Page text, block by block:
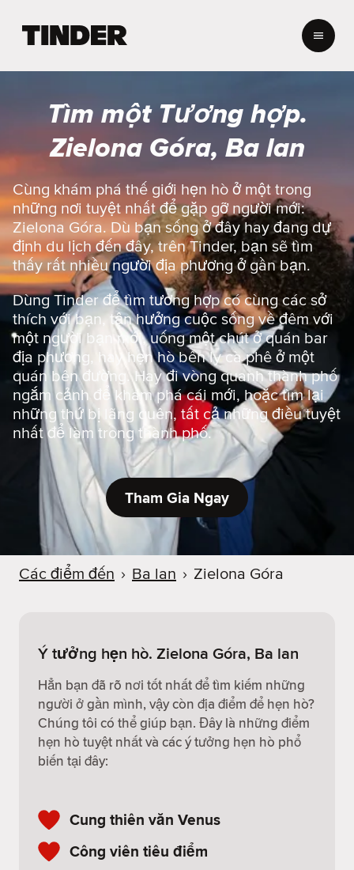
g
c
h
ủ
i
n
d
e
r
Tìm một Tương hợp.
Zielona Góra, Ba lan
Cùng khám phá thế giới hẹn hò ở một trong
những nơi tuyệt nhất để gặp gỡ người mới:
Zielona Góra. Dù bạn sống ở đây hay đang dự
định du lịch đến đây, trên Tinder, bạn sẽ tìm
thấy rất nhiều người địa phương ở gần bạn.
Dùng Tinder để tìm tương hợp có cùng các sở
thích với bạn, tận hưởng cuộc sống về đêm với
một người bạn mới, uống một chút ở quán bar
địa phương, hay hẹn hò bên ly cà phê ở một
quán bên đường. Hay đi vòng quanh thành phố
ngắm cảnh để khám phá cái mới, hoặc tìm lại
những thứ bị lãng quên, tất cả những điều tuyệt
nhất để làm trong thành phố.
Tham Gia Ngay
Các điểm đến › Ba lan › Zielona Góra
Ý tưởng hẹn hò. Zielona Góra, Ba lan
Hẳn bạn đã rõ nơi tốt nhất để tìm kiếm những
người ở gần mình, vậy còn địa điểm để hẹn hò?
Chúng tôi có thể giúp bạn. Đây là những điểm
hẹn hò tuyệt nhất và các ý tưởng hẹn hò phổ
biến tại đây:
Cung thiên văn Venus
Công viên tiêu điểm